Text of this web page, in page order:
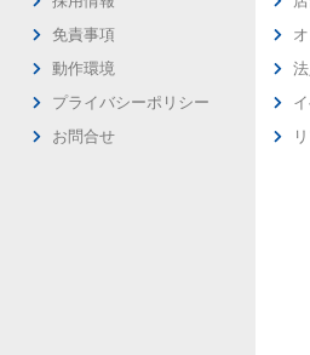
免責事項
動作環境
プライバシーポリシー
お問合せ